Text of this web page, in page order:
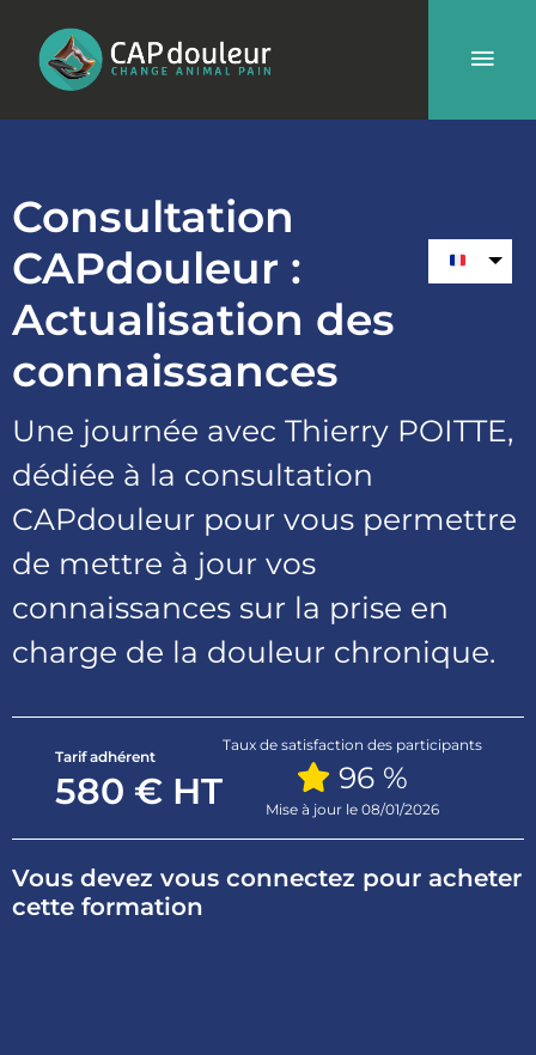
contenu
Consultation
CAPdouleur :
Actualisation des
connaissances
Une journée avec Thierry POITTE,
dédiée à la consultation
CAPdouleur pour vous permettre
de mettre à jour vos
connaissances sur la prise en
charge de la douleur chronique.
Tarif adhérent
580 € HT
Taux de satisfaction des participants
96 %
Mise à jour le 08/01/2026
Vous devez vous connectez pour acheter
cette formation